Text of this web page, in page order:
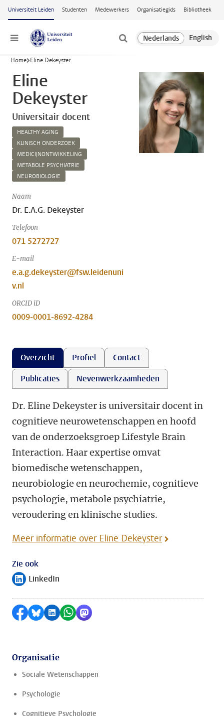
Ga naar hoofdinhoud
Universiteit Leiden Studenten Medewerkers Organisatiegids Bibliotheek
Menu
Home Eline Dekeyster
Eline
Dekeyster
Universitair docent
HEALTHY AGING
KLINISCH ONDERZOEK
MEDICIJNONTWIKKELING
METABOLE PSYCHIATRIE
NEUROBIOLOGIE
Naam
Dr. E.A.G. Dekeyster
Telefoon
071 5272727
E-mail
e.a.g.dekeyster@fsw.leidenuni
v.nl
ORCID iD
0009-0001-8692-4284
Overzicht Profiel
Contact
Publicaties
Nevenwerkzaamheden
Dr. Eline Dekeyster is universitair docent in
cognitieve neurowetenschappen en hoofd
van de onderzoeksgroep Lifestyle Brain
Interaction. Haar expertise omvat
biomedische wetenschappen,
neurobiologie en neurochemie, cognitieve
psychologie, metabole psychiatrie,
veroudering en klinische studies.
Meer informatie over Eline Dekeyster
Zie ook
Volg ons op
LinkedIn
Delen op Facebook
Delen via Bluesky
Delen op LinkedIn
Delen via WhatsApp
Delen via Mastodon
Organisatie
Sociale Wetenschappen
Psychologie
Cognitieve Psychologie